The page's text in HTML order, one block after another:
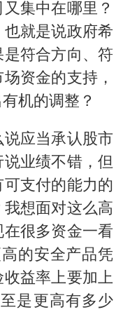
集中在哪里？
就是说政府希
符合方向、符
资金的支持，
机的调整？
应当承认股市
业绩不错，但
支付的能力的
想面对这么高
很多资金一看
的安全产品凭
益率上要加上
是更高有多少